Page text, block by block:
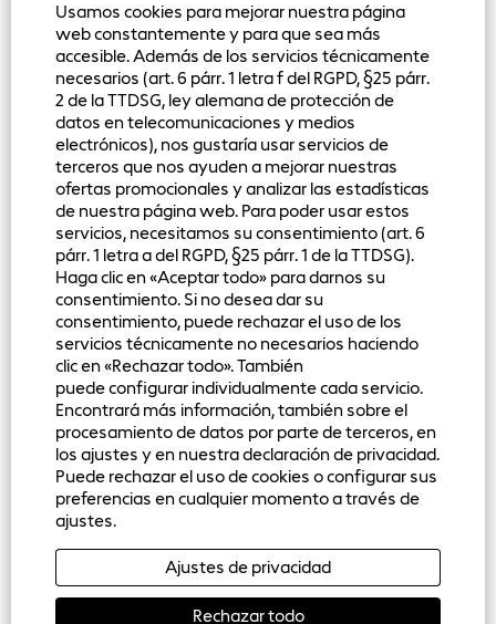
Usamos cookies para mejorar nuestra página
web constantemente y para que sea más
accesible. Además de los servicios técnicamente
necesarios (art. 6 párr. 1 letra f del RGPD, §25 párr.
2 de la TTDSG, ley alemana de protección de
datos en telecomunicaciones y medios
electrónicos), nos gustaría usar servicios de
terceros que nos ayuden a mejorar nuestras
ofertas promocionales y analizar las estadísticas
de nuestra página web. Para poder usar estos
servicios, necesitamos su consentimiento (art. 6
párr. 1 letra a del RGPD, §25 párr. 1 de la TTDSG).
Haga clic en «Aceptar todo» para darnos su
consentimiento. Si no desea dar su
consentimiento, puede rechazar el uso de los
servicios técnicamente no necesarios haciendo
clic en «Rechazar todo». También
puede configurar individualmente cada servicio.
Encontrará más información, también sobre el
procesamiento de datos por parte de terceros, en
los ajustes y en nuestra declaración de privacidad.
Puede rechazar el uso de cookies o configurar sus
preferencias en cualquier momento a través de
ajustes.
Ajustes de privacidad
Rechazar todo
Bechtle
Aviso legal
Declaración de protección de datos
Cookie Consent Manager
S
a
S
e
a
b
S
e
a
S
a